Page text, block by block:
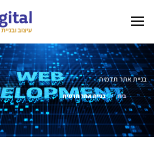
בניית אתר תדמית
בית בניית אתר תדמית